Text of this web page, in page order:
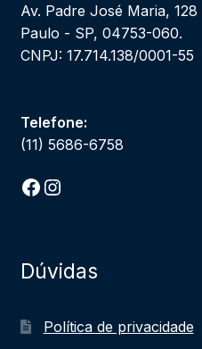
Av. Padre José Maria,
Paulo - SP, 04753-060.
CNPJ: 17.714.138/0001-55
Telefone:
(11) 5686-6758
Facebook
Instagram
Dúvidas
Política de privacidade